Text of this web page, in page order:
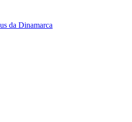
da Dinamarca